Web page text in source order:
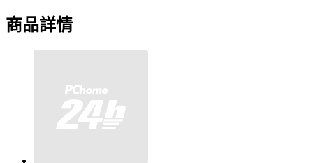
商品詳情